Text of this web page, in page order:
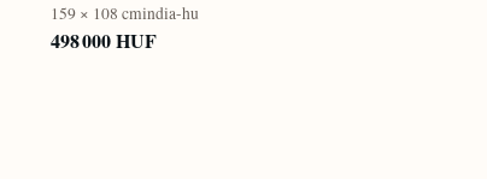
159 × 108 cmindia-hu
498 000 HUF